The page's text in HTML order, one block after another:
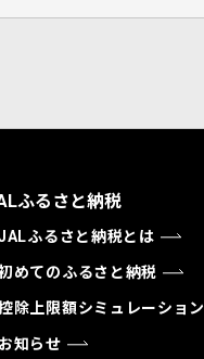
ふるさと納税
ふるさと納税とは
めてのふるさと納税
除上限額シミュレーション
お知らせ